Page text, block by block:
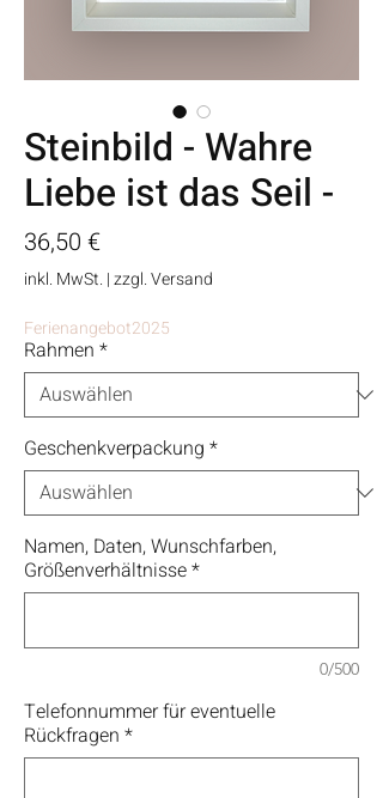
Steinbild - Wahre
Liebe ist das Seil -
36,50 €Preis
inkl. MwSt. |zzgl. Versand
Ferienangebot2025
Rahmen *
Geschenkverpackung *
Namen, Daten, Wunschfarben,
Größenverhältnisse*
0/500
Telefonnummer für eventuelle
Rückfragen *